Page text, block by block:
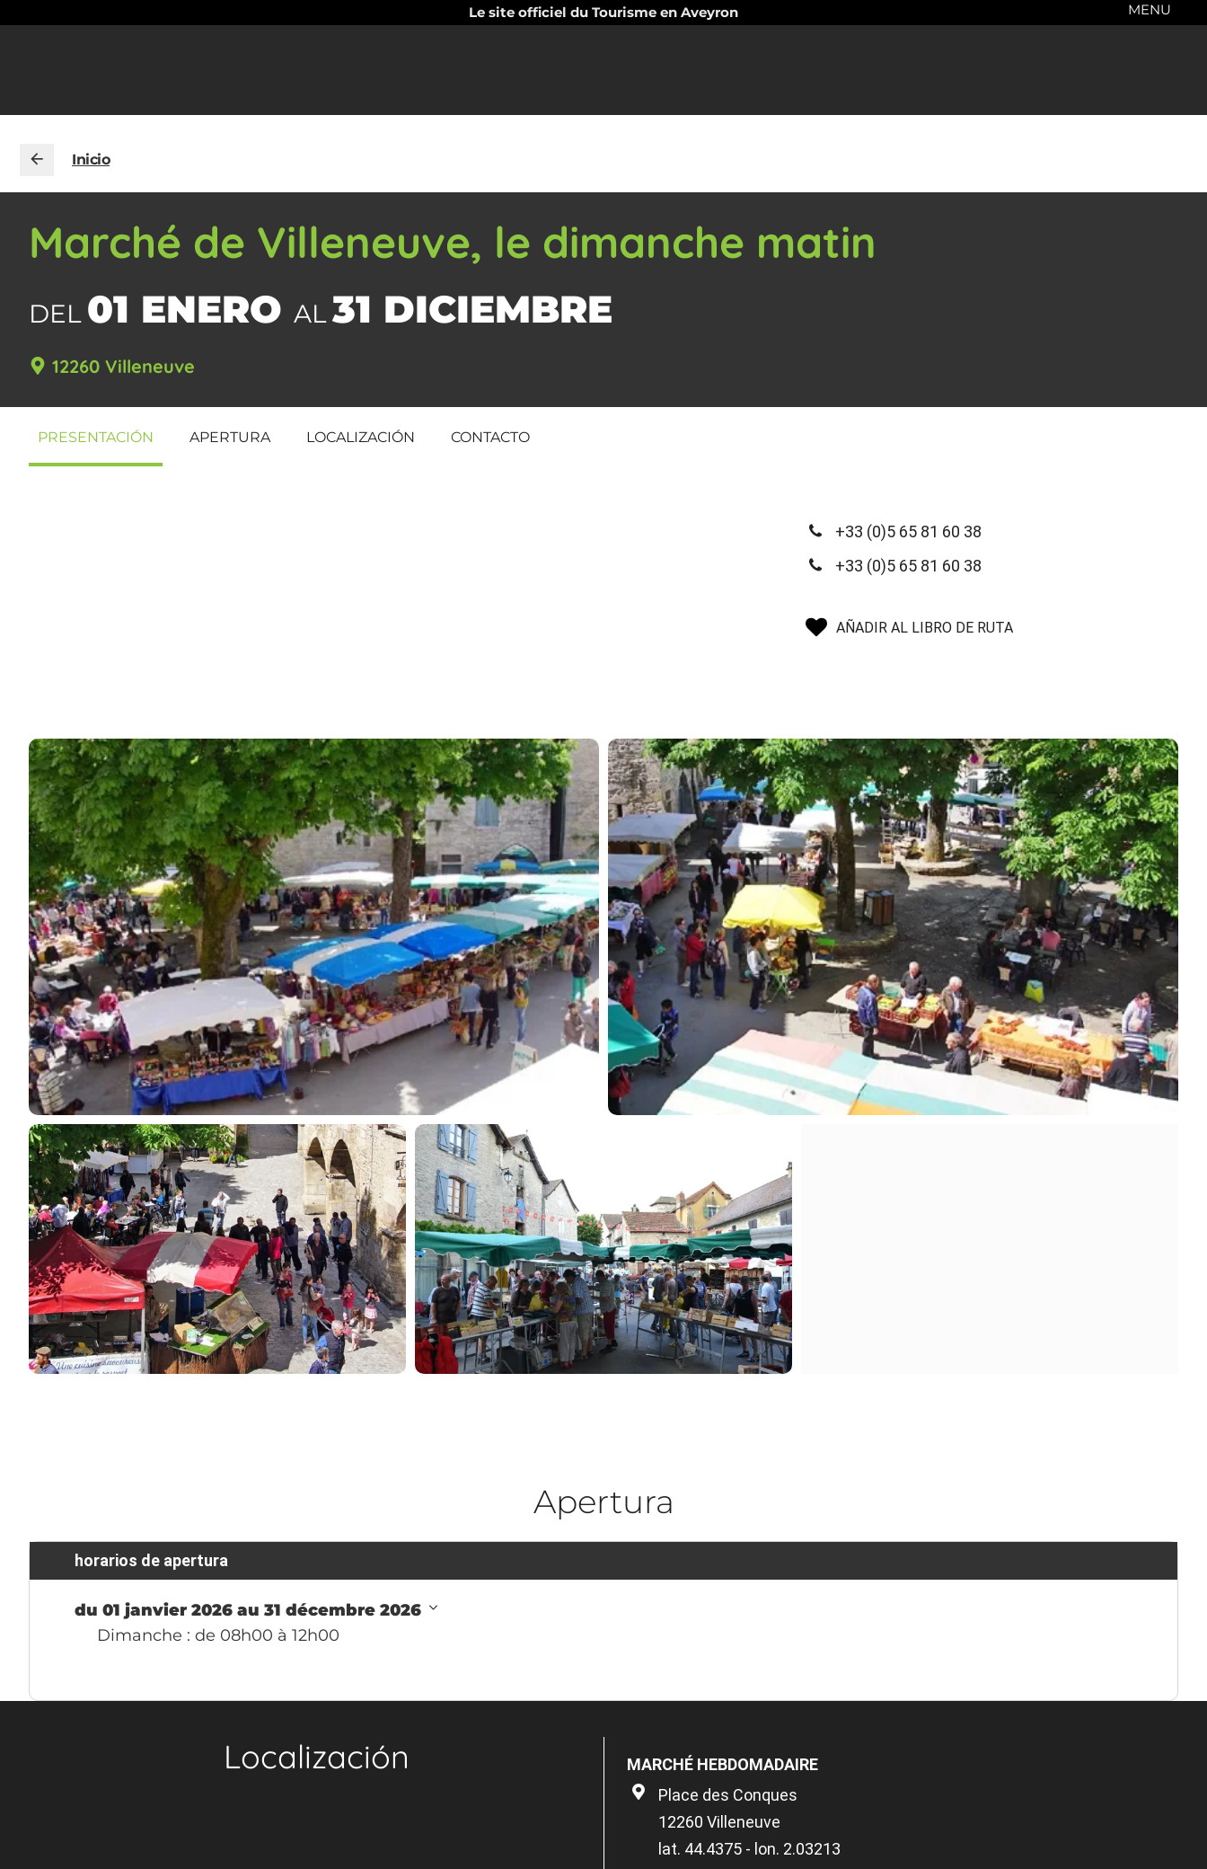
Le site officiel du Tourisme en Aveyron MENU
Inicio
Marché de Villeneuve, le dimanche matin
DEL 01 ENERO AL31 DICIEMBRE
12260 Villeneuve
PRESENTACIÓN APERTURA LOCALIZACIÓN CONTACTO
+33 (0)5 65 81 60 38
+33 (0)5 65 81 60 38
AÑADIR AL LIBRO DE RUTA
Apertura
horarios de apertura
du 01 janvier 2026 au 31 décembre 2026
Dimanche : de 08h00 à 12h00
Localización
MARCHÉ HEBDOMADAIRE
Place des Conques
12260 Villeneuve
lat. 44.4375 - lon. 2.03213